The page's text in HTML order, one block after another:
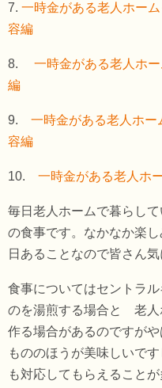
7. 一時金がある老人ホー
容編
8. 一時金がある老人ホ
編
9. 一時金がある老人ホ
容編
10. 一時金がある老人
毎日老人ホームで暮らし
の食事です。なかなか楽
日あることなので皆さん
食事についてはセントラ
のを湯煎する場合と 老人
作る場合があるのですが
もののほうが美味しいで
も対応してもらえること